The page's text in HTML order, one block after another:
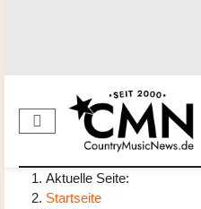
Aktuelle Seite:
Startseite